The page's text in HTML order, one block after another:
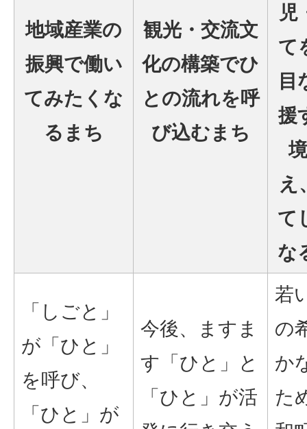
地域産業の
振興で働い
てみたくな
るまち
観光・交流文
化の構築でひ
との流れを呼
び込むまち
児
て
目
援
え
て
な
「しごと」
が「ひと」
を呼び、
「ひと」が
今後、ますま
す「ひと」と
「ひと」が活
若
の
か
た